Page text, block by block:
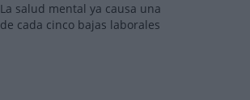
La salud mental ya causa una
de cada cinco bajas laborales